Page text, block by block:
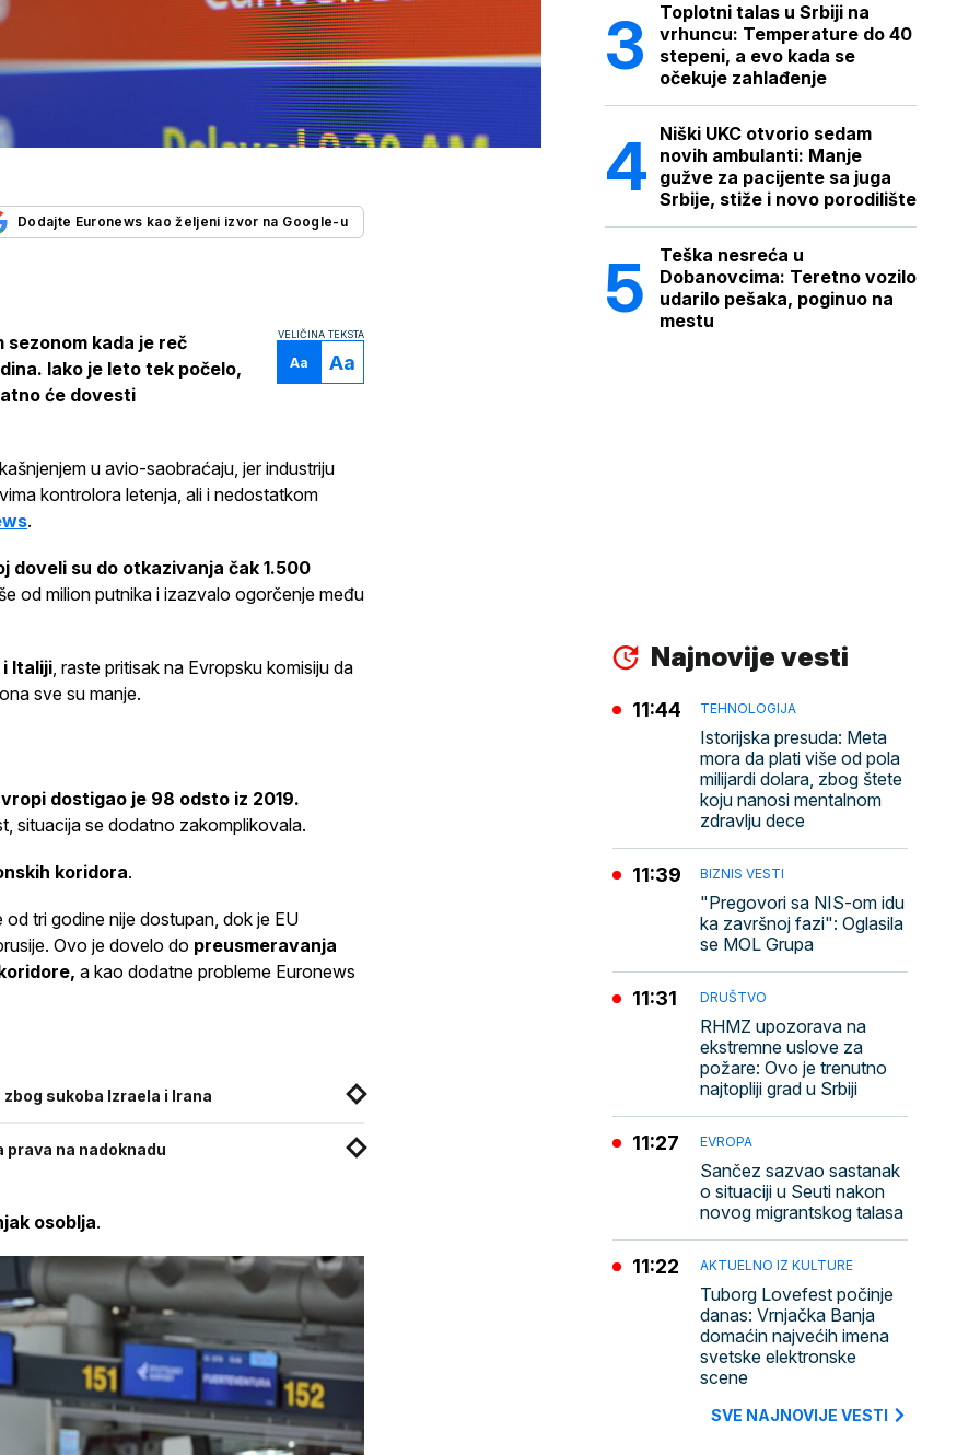
Dodajte Euronews kao željeni izvor na Google-u
VELIČINA TEKSTA
Aa Aa
kada je reč
Iako je leto tek počelo,
će dovesti
u avio-saobraćaju, jer industriju
kontrolora letenja, ali i nedostatkom
.
doveli su do otkazivanja čak 1.500
od milion putnika i izazvalo ogorčenje među
Italiji, raste pritisak na Evropsku komisiju da
sve su manje.
dostigao je 98 odsto iz 2019.
situacija se dodatno zakomplikovala.
koridora.
od tri godine nije dostupan, dok je EU
Ovo je dovelo do preusmeravanja
a kao dodatne probleme Euronews
sukoba Izraela i Irana
prava na nadoknadu
osoblja.
Toplotni talas u Srbiji na
vrhuncu: Temperature do 40
stepeni, a evo kada se
očekuje zahlađenje
Niški UKC otvorio sedam
novih ambulanti: Manje
gužve za pacijente sa juga
Srbije, stiže i novo porodilište
Teška nesreća u
Dobanovcima: Teretno vozilo
udarilo pešaka, poginuo na
mestu
Najnovije vesti
TEHNOLOGIJA
Istorijska presuda: Meta
mora da plati više od pola
milijardi dolara, zbog štete
koju nanosi mentalnom
zdravlju dece
11:44
BIZNIS VESTI
"Pregovori sa NIS-om idu
ka završnoj fazi": Oglasila
se MOL Grupa
11:39
DRUŠTVO
RHMZ upozorava na
ekstremne uslove za
požare: Ovo je trenutno
najtopliji grad u Srbiji
11:31
EVROPA
Sančez sazvao sastanak
o situaciji u Seuti nakon
novog migrantskog talasa
11:27
AKTUELNO IZ KULTURE
Tuborg Lovefest počinje
danas: Vrnjačka Banja
domaćin najvećih imena
svetske elektronske
scene
11:22
SVE NAJNOVIJE VESTI